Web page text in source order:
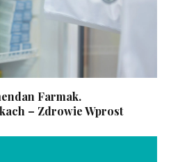
Farmak.
– Zdrowie Wprost